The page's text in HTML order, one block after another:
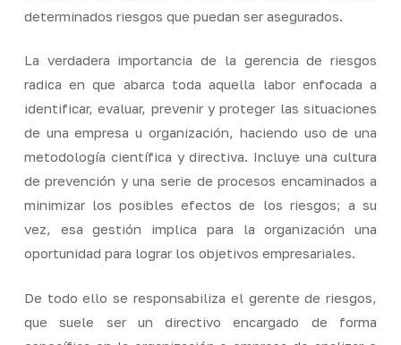
determinados riesgos que puedan ser asegurados.
La verdadera importancia de la gerencia de riesgos
radica en que abarca toda aquella labor enfocada a
identificar, evaluar, prevenir y proteger las situaciones
de una empresa u organización, haciendo uso de una
metodología científica y directiva. Incluye una cultura
de prevención y una serie de procesos encaminados a
minimizar los posibles efectos de los riesgos; a su
vez, esa gestión implica para la organización una
oportunidad para lograr los objetivos empresariales.
De todo ello se responsabiliza el gerente de riesgos,
que suele ser un directivo encargado de forma